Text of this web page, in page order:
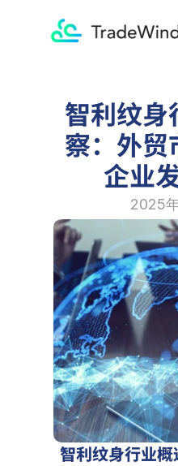
智利纹身
察：外贸
企业
2025
智利纹身行业概